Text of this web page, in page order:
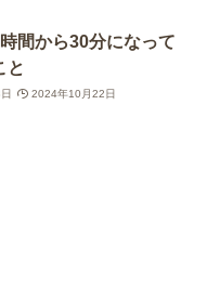
間から30分になって
と
2024年10月22日